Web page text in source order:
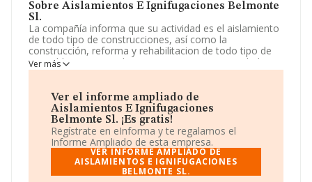
Sobre Aislamientos E Ignifugaciones Belmonte
Sl.
La compañía informa que su actividad es el aislamiento
de todo tipo de construcciones, así como la
construcción, reforma y rehabilitacion de todo tipo de
inmuebles en general. La empresa es una Sociedad
Limitada. Clasifica su actividad CNAE como '%cnae%',
mercados exteriores.
La empresa españolaAislamientos e Ignifugaciones
Belmonte S.L, NIF B73755936, está situada en Plaza
Principe De Asturias Duplex E 9, (30011), en el municipio
de Los Dolores, Murcia.
Con los datos a disposición de INFORMA sobre 13.870
Ver más
Ver el informe ampliado de
Aislamientos E Ignifugaciones
Belmonte Sl. ¡Es gratis!
Regístrate en eInforma y te regalamos el
Informe Ampliado de esta empresa.
VER INFORME AMPLIADO DE
AISLAMIENTOS E IGNIFUGACIONES
BELMONTE SL.